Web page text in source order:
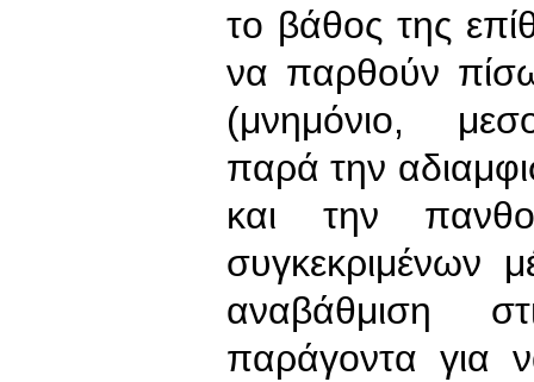
το βάθος της
να παρθούν
(μνημόνιο,
παρά την
και την
συγκεκριμένων
αναβάθμιση
παράγοντα για